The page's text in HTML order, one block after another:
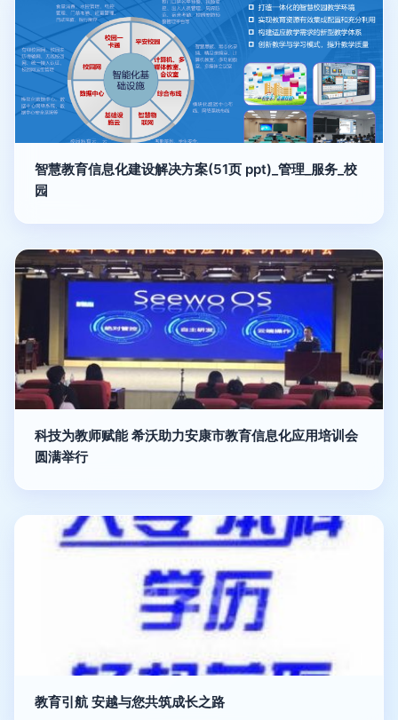
智慧教育信息化建设解决方案(51页 ppt)_管理_服务_校
园
科技为教师赋能 希沃助力安康市教育信息化应用培训会
圆满举行
教育引航 安越与您共筑成长之路